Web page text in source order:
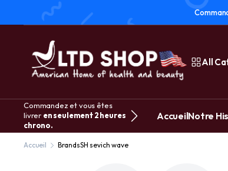
All
Commandez et vous êtes
livrer en seulement 2 heures
chrono.
AccueilNotre
Accueil BrandsSH sevich wave